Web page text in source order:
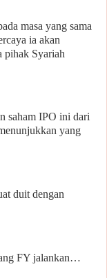
masa yang sama
ia akan
pihak Syariah
saham IPO ini dari
yang
duit dengan
FY jalankan…